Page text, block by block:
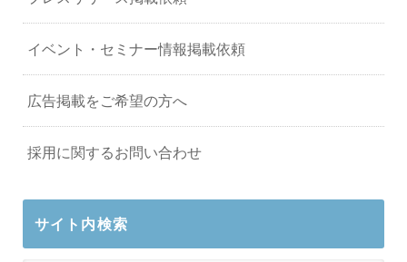
イベント・セミナー情報掲載依頼
広告掲載をご希望の方へ
採用に関するお問い合わせ
サイト内検索